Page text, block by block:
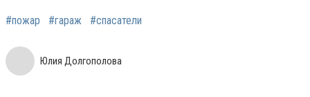
#пожар #гараж #спасатели
Юлия Долгополова